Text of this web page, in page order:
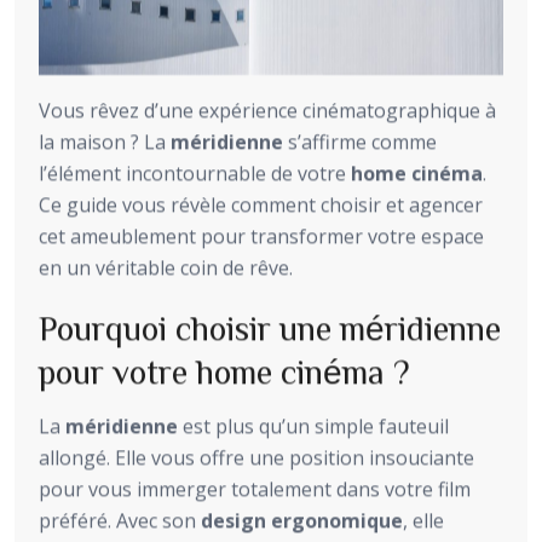
Vous rêvez d’une expérience cinématographique à
la maison ? La méridienne s’affirme comme
l’élément incontournable de votre home cinéma.
Ce guide vous révèle comment choisir et agencer
cet ameublement pour transformer votre espace
en un véritable coin de rêve.
Pourquoi choisir une méridienne
pour votre home cinéma ?
La méridienne est plus qu’un simple fauteuil
allongé. Elle vous offre une position insouciante
pour vous immerger totalement dans votre film
préféré. Avec son design ergonomique, elle